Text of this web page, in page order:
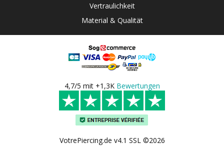
Vertraulichkeit
Material & Qualität
4,7/5 mit +1,3K Bewertungen
VotrePiercing.de v4.1 SSL ©2026